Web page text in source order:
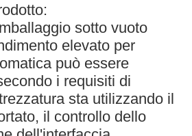
sotto vuoto
elevato per
può essere
i requisiti di
sta utilizzando il
il controllo dello